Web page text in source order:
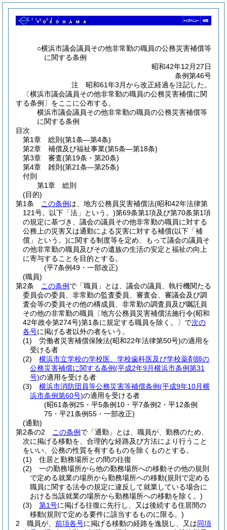
○横浜市議会議員その他非常勤の職員の公務災害補償等
に関する条例
昭和42年12月27日
条例第46号
注 昭和61年3月から改正経過を注記した。
〔横浜市議会議員その他非常勤の職員の公務災害補償に関
する条例〕をここに公布する。
横浜市議会議員その他非常勤の職員の公務災害補償等
に関する条例
目次
第1章
総則 (第1条―第4条)
第2章
補償及び福祉事業(第5条―第18条)
第3章
審査(第19条・第20条)
第4章
雑則 (第21条―第25条)
付則
第1章
総則
(目的)
第1条
この条例 は、地方公務員災害補償法(昭和42年法律第
121号。以下「法」という。)第69条第1項及び第70条第1項
の規定に基づき、議会の議員その他非常勤の職員に対する
公務上の災害又は通勤による災害に対する補償(以下「補
償」という。)に関する制度等を定め、もって議会の議員そ
の他非常勤の職員及びその遺族の生活の安定と福祉の向上
に寄与することを目的とする。
(平7条例49・一部改正)
(職員)
第2条
この条例 で「職員」とは、議会の議員、執行機関たる
委員会の委員、非常勤の監査委員、審査会、審議会及び調
査会等の委員その他の構成員、非常勤の調査員及び嘱託員
その他の非常勤の職員〔地方公務員災害補償法施行令(昭和
42年政令第274号)第1条に規定する職員を除く。 〕で次の
各号に掲げる者以外の者をいう。
(1)
労働者災害補償保険法(昭和22年法律第50号)の適用を
受ける者
(2)
横浜市立学校の学校医、学校歯科医及び学校薬剤師の
公務災害補償に関する条例(平成2年9月横浜市条例第31
号)の適用を受ける者
(3)
横浜市消防団員等公務災害等補償条例(平成9年10月横
浜市条例第60号)の適用を受ける者
(昭61条例25・平5条例10・平7条例2・平12条例
75・平21条例55・一部改正)
(通勤)
第2条の2
この条例 で「通勤」とは、職員が、勤務のため、
次に掲げる移動を、合理的な経路及び方法により行うこと
をいい、公務の性質を有するものを除くものとする。
(1)
住居と勤務場所との間の往復
(2)
一の勤務場所から他の勤務場所への移動その他の規則
で定める就業の場所から勤務場所への移動(規則で定める
職員に関する法令の規定に違反して就業している場合に
おける当該就業の場所から勤務場所への移動を除く。)
(3)
第1号に掲げる往復に先行し、又は後続する住居間の
移動(規則で定める要件に該当するものに限る。)
2
職員が、 前項各号に掲げる移動の経路を逸脱し、又は同項